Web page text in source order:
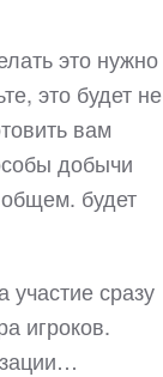
это нужно
это будет не
вам
добычи
будет
участие сразу
игроков.